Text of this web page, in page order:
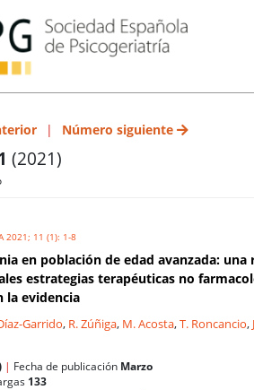
Número siguiente
|
(2021)
2021; 11 (1): 1-8
en población de edad avanzada: una
estrategias terapéuticas no
la evidencia
Garrido, R. Zúñiga, M. Acosta,T. Roncancio,
| Fecha de publicación Marzo
133